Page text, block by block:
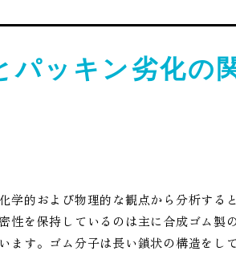
パッキン劣化の
学的および物理的な観点から分析する
性を保持しているのは主に合成ゴム製
ます。ゴム分子は長い鎖状の構造をし